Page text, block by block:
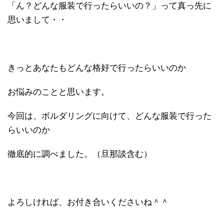
「ん？どんな服装で行ったらいいの？」って真っ先に
思いまして・・
きっとあなたもどんな格好で行ったらいいのか
お悩みのことと思います。
今回は、ボルダリングに向けて、どんな服装で行った
らいいのか
徹底的に調べました。（旦那談含む）
よろしければ、お付き合いくださいね＾＾